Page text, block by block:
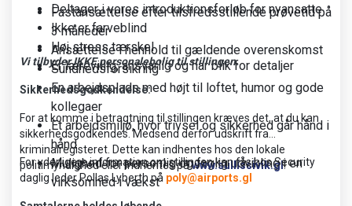
Deltager i vores introduktionsforløb for nyansatte
Ikke er farveblind
Høj stress tærskel
Er lærevillig, ansvarlig og har blik for detaljer
Fastansættelse efter tilsfredsstillende prøvetid på
3 måneder
Ansættelse i henhold til gældende overenskomst
Sundhedsforsikring
En arbejdsplads med højt til loftet, humor og gode
kollegaer
Et arbejdsmiljø, hvor trivsel og sikkerhed går hånd i
hånd
Mulighed for personlig og faglig udvikling i en
virksomhed i vækst
Vi tilbyder IKKE personalebolig til stillingen.
Sikkerhedsgodkendelse:
For at komme i betragtning til stillingen kræves det, at du kan
sikkerhedsgodkendes. Medsend derfor udskrift fra
kriminalregisteret. Dette kan indhentes hos den lokale
politimyndighed eller indhentes påwww.sullissivik.gl.
For yderligere information om stillingen kan fås hos Security
daglig leder Pollas Lyberth på poly@airports.gl